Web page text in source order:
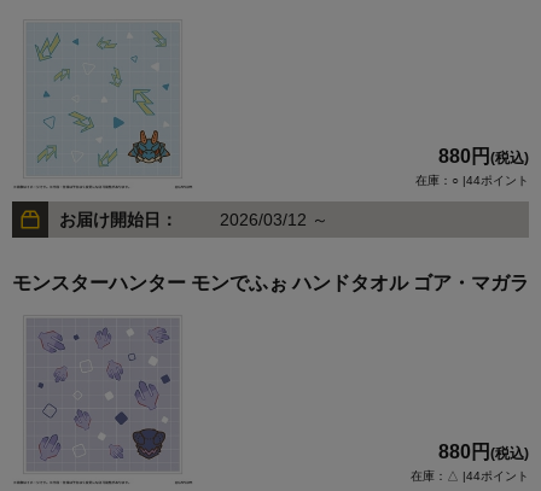
880円 (税込)
在庫：○ |44ポイント
お届け開始日： 2026/03/12 ～
モンスターハンター モンでふぉ ハンドタオル ゴア・マガラ
880円 (税込)
在庫：△ |44ポイント